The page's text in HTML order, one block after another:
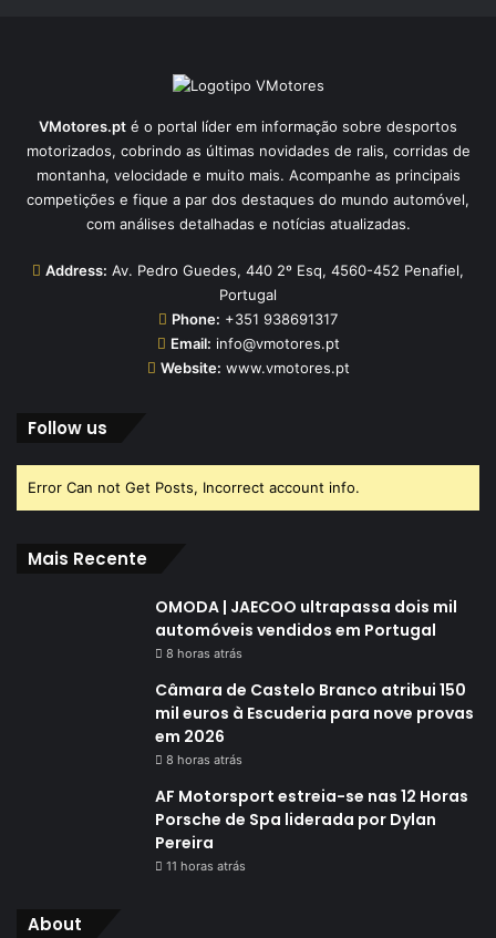
VMotores.pt é o portal líder em informação sobre desportos
motorizados, cobrindo as últimas novidades de ralis, corridas de
montanha, velocidade e muito mais. Acompanhe as principais
competições e fique a par dos destaques do mundo automóvel,
com análises detalhadas e notícias atualizadas.
Address: Av. Pedro Guedes, 440 2º Esq, 4560-452 Penafiel,
Portugal
Phone: +351 938691317
Email: info@vmotores.pt
Website: www.vmotores.pt
Follow us
Error Can not Get Posts, Incorrect account info.
Mais Recente
OMODA | JAECOO ultrapassa dois mil
automóveis vendidos em Portugal
8 horas atrás
Câmara de Castelo Branco atribui 150
mil euros à Escuderia para nove provas
em 2026
8 horas atrás
AF Motorsport estreia-se nas 12 Horas
Porsche de Spa liderada por Dylan
Pereira
11 horas atrás
About